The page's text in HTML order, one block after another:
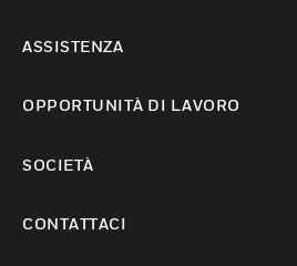
ASSISTENZA
OPPORTUNITÀ DI LAVORO
SOCIETÀ
CONTATTACI